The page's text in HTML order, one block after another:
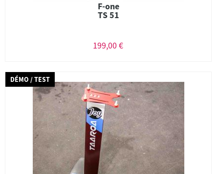
F-one
TS 51
199,00 €
DÉMO / TEST